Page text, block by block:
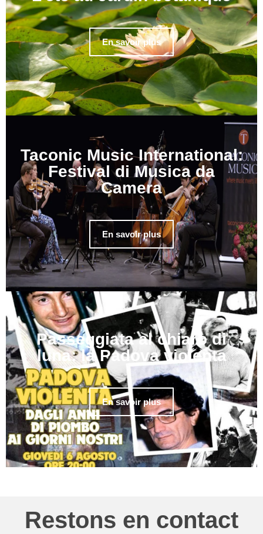
En savoir plus
Taconic Music International:
Festival di Musica da
Camera
En savoir plus
Passeggiata al chiaro di
luna: la Padova violenta
En savoir plus
Restons en contact